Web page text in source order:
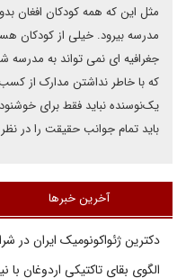
مثل این که همه کودکان افغان
مدرسه بیرود. خیلی از کودکان
جغرافیه ای نمی تواند به
که با خاطر نداشتن مدارک از
یک‌نوسنده نباید فقط برای
باید تمام جوانب حقیقت را در
آخرین خبرها
دکترین ژئواکونومیک ایران در
الگوی بقای تاکتیکی اردوغان با